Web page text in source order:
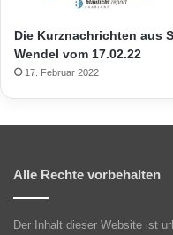
Die Kurznachrichten aus
Wendel vom 17.02.22
17. Februar 2022
Alle Rechte vorbehalten
Der Inhalt dieser Website ist